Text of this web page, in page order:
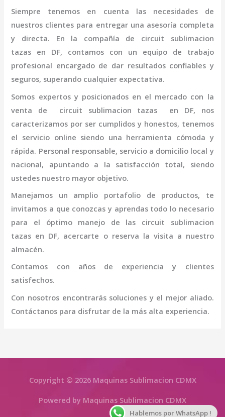
Siempre tenemos en cuenta las necesidades de
nuestros clientes para entregar una asesoría completa
y directa. En la compañía de circuit sublimacion
tazas en DF, contamos con un equipo de trabajo
profesional encargado de dar resultados confiables y
seguros, superando cualquier expectativa.
Somos expertos y posicionados en el mercado con la
venta de circuit sublimacion tazas en DF, nos
caracterizamos por ser cumplidos y honestos, tenemos
el servicio online siendo una herramienta cómoda y
rápida. Personal responsable, servicio a domicilio local y
nacional, apuntando a la satisfacción total, siendo
ustedes nuestro mayor objetivo.
Manejamos un amplio portafolio de productos, te
invitamos a que conozcas y aprendas todo lo necesario
para el óptimo manejo de las circuit sublimacion
tazas en DF, acercarte o reserva la visita a nuestro
almacén.
Contamos con años de experiencia y clientes
satisfechos.
Con nosotros encontrarás soluciones y el mejor aliado.
Contáctanos para disfrutar de la más alta experiencia.
Copyright © 2026 Maquinas Sublimacion CDMX
Powered by Maquinas Sublimacion CDMX
Hablemos por WhatsApp !